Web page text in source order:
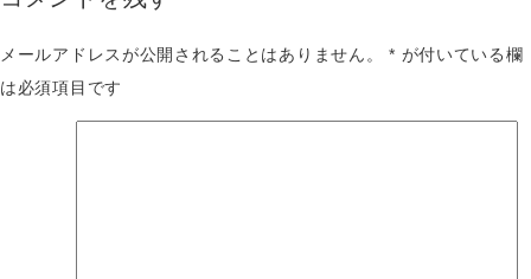
メールアドレスが公開されることはありません。 * が付いている欄
は必須項目です